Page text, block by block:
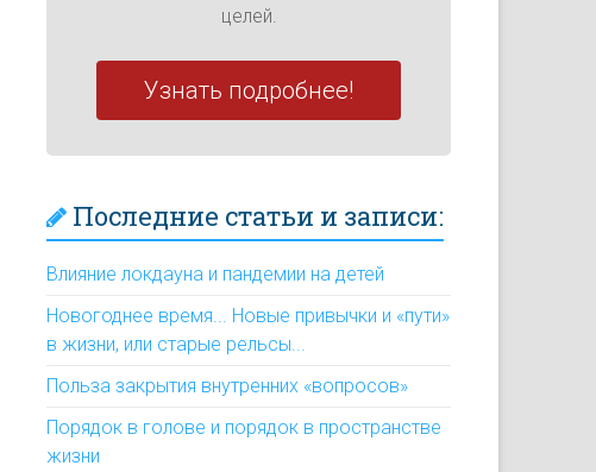
целей.
Узнать подробнее!
Последние статьи и записи:
Влияние локдауна и пандемии на детей
Новогоднее время... Новые привычки и «пути»
в жизни, или старые рельсы...
Польза закрытия внутренних «вопросов»
Порядок в голове и порядок в пространстве
жизни